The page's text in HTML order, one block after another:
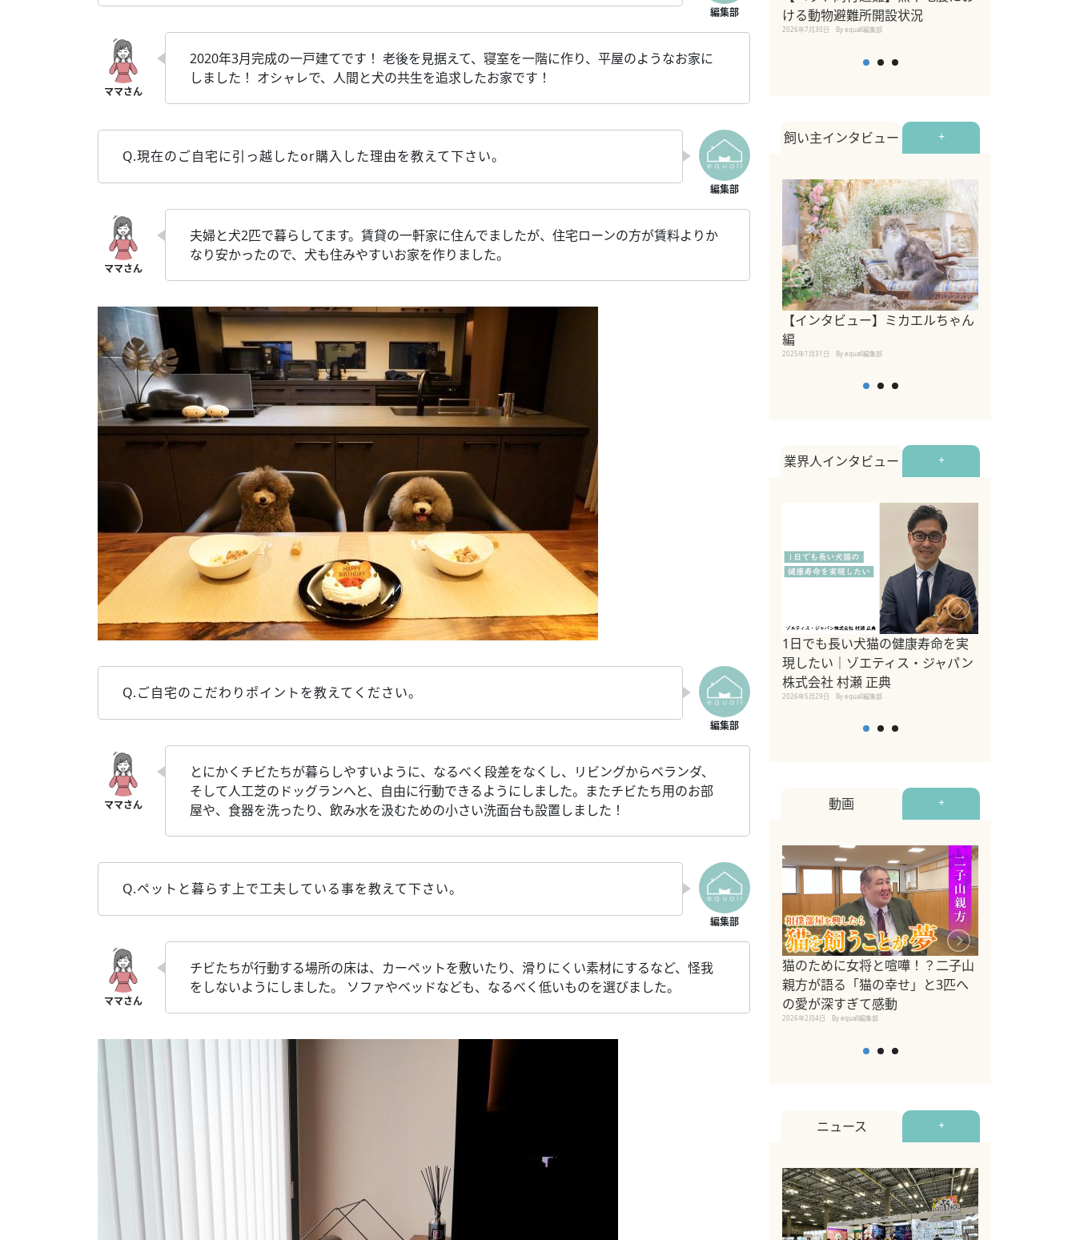
2020年3月完成の一戸建てです！ 老後を見据えて、寝室を一階に作り、平屋のようなお家に
しました！ オシャレで、人間と犬の共生を追求したお家です！
Q.現在のご自宅に引っ越したor購入した理由を教えて下さい。
夫婦と犬2匹で暮らしてます。賃貸の一軒家に住んでましたが、住宅ローンの方が賃料よりか
なり安かったので、犬も住みやすいお家を作りました。
Q.ご自宅のこだわりポイントを教えてください。
とにかくチビたちが暮らしやすいように、なるべく段差をなくし、リビングからベランダ、
そして人工芝のドッグランへと、自由に行動できるようにしました。またチビたち用のお部
屋や、食器を洗ったり、飲み水を汲むための小さい洗面台も設置しました！
Q.ペットと暮らす上で工夫している事を教えて下さい。
チビたちが行動する場所の床は、カーペットを敷いたり、滑りにくい素材にするなど、怪我
をしないようにしました。 ソファやベッドなども、なるべく低いものを選びました。
ける動物避難所開設状況
2026年7月30日 By equall編集部
飼い主インタビュー +
【インタビュー】ミカエルちゃん
編
2025年1月31日 By equall編集部
業界人インタビュー +
1日でも長い犬猫の健康寿命を実
現したい｜ゾエティス・ジャパン
株式会社 村瀬 正典
2026年5月29日 By equall編集部
動画 +
猫のために女将と喧嘩！？二子山
親方が語る「猫の幸せ」と3匹へ
の愛が深すぎて感動
2026年2月4日 By equall編集部
ニュース +